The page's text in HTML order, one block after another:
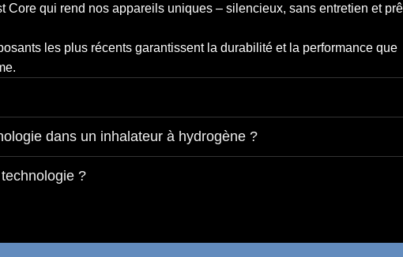
Core qui rend nos appareils uniques – silencieux, sans entretien et
les plus récents garantissent la durabilité et la performance que
dans un inhalateur à hydrogène ?
?